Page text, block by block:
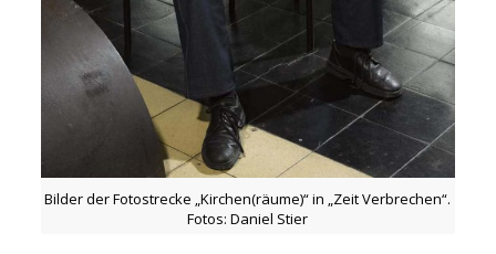
Bilder der Fotostrecke „Kirchen(räume)“ in „Zeit Verbrechen“.
Fotos: Daniel Stier